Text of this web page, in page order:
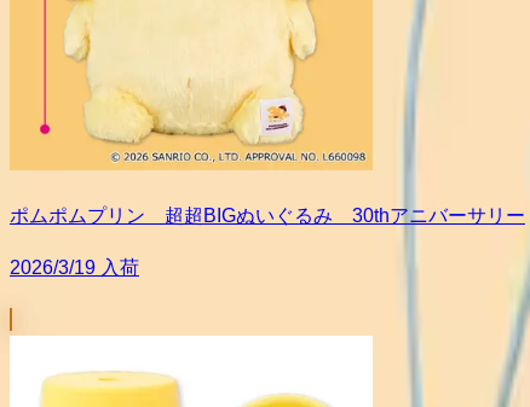
ポムポムプリン 超超BIGぬいぐるみ 30thアニバーサリー
2026/3/19 入荷